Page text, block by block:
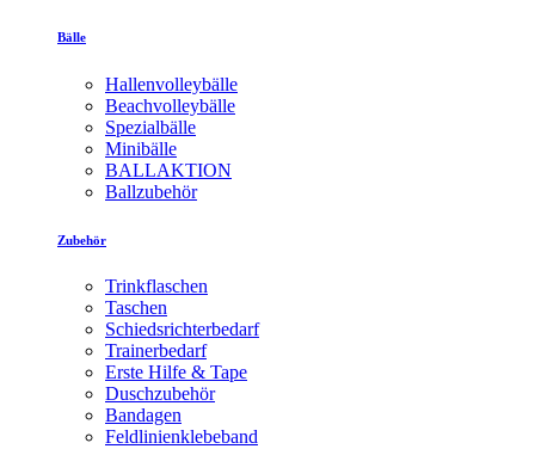
Bälle
Hallenvolleybälle
Beachvolleybälle
Spezialbälle
Minibälle
BALLAKTION
Ballzubehör
Zubehör
Trinkflaschen
Taschen
Schiedsrichterbedarf
Trainerbedarf
Erste Hilfe & Tape
Duschzubehör
Bandagen
Feldlinienklebeband